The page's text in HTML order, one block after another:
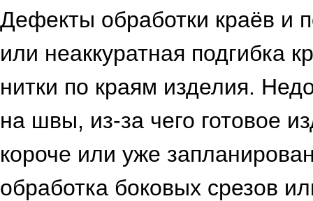
Дефекты обработки краёв и
или неаккуратная подгибка
нитки по краям изделия.
на швы, из-за чего готовое
короче или уже
обработка боковых срезов